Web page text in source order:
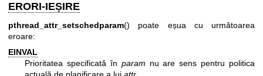
ERORI-IEȘIRE
pthread_attr_setschedparam() poate eșua cu următoarea
eroare:
EINVAL
Prioritatea specificată în param nu are sens pentru politica